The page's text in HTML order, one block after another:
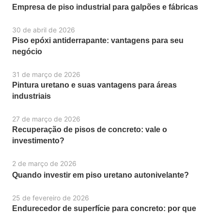
Empresa de piso industrial para galpões e fábricas
30 de abril de 2026
Piso epóxi antiderrapante: vantagens para seu
negócio
31 de março de 2026
Pintura uretano e suas vantagens para áreas
industriais
27 de março de 2026
Recuperação de pisos de concreto: vale o
investimento?
2 de março de 2026
Quando investir em piso uretano autonivelante?
25 de fevereiro de 2026
Endurecedor de superfície para concreto: por que